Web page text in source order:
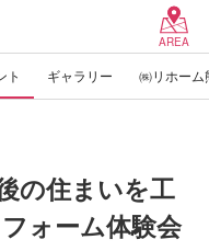
AREA
ト ギャラリー ㈱リホー
の住まいを工
ォーム体験会